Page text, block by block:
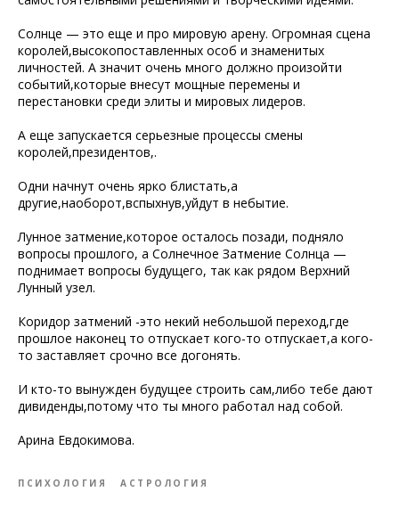
Солнце — это еще и про мировую арену. Огромная сцена
королей,высокопоставленных особ и знаменитых
личностей. А значит очень много должно произойти
событий,которые внесут мощные перемены и
перестановки среди элиты и мировых лидеров.
А еще запускается серьезные процессы смены
королей,президентов,.
Одни начнут очень ярко блистать,а
другие,наоборот,вспыхнув,уйдут в небытие.
Лунное затмение,которое осталось позади, подняло
вопросы прошлого, а Солнечное Затмение Солнца —
поднимает вопросы будущего, так как рядом Верхний
Лунный узел.
Коридор затмений -это некий небольшой переход,где
прошлое наконец то отпускает кого-то отпускает,а кого-
то заставляет срочно все догонять.
И кто-то вынужден будущее строить сам,либо тебе дают
дивиденды,потому что ты много работал над собой.
Арина Евдокимова.
ПСИХОЛОГИЯ АСТРОЛОГИЯ